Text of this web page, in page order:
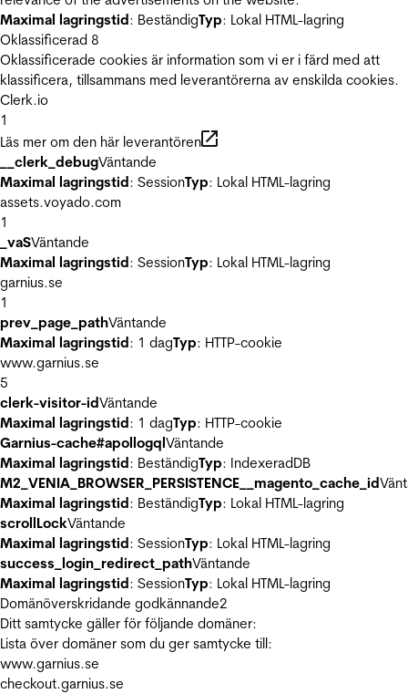
Maximal lagringstid: BeständigTyp: Lokal HTML-lagring
Oklassificerad 8
Oklassificerade cookies är information som vi er i färd med att
klassificera, tillsammans med leverantörerna av enskilda cookies.
Clerk.io
1
Läs mer om den här leverantören
__clerk_debugVäntande
Maximal lagringstid: SessionTyp: Lokal HTML-lagring
assets.voyado.com
1
_vaSVäntande
Maximal lagringstid: SessionTyp: Lokal HTML-lagring
garnius.se
1
prev_page_pathVäntande
Maximal lagringstid: 1 dagTyp: HTTP-cookie
www.garnius.se
5
clerk-visitor-idVäntande
Maximal lagringstid: 1 dagTyp: HTTP-cookie
Garnius-cache#apollogqlVäntande
Maximal lagringstid: BeständigTyp: IndexeradDB
M2_VENIA_BROWSER_PERSISTENCE__magento_cache_id
Maximal lagringstid: BeständigTyp: Lokal HTML-lagring
scrollLockVäntande
Maximal lagringstid: SessionTyp: Lokal HTML-lagring
success_login_redirect_pathVäntande
Maximal lagringstid: SessionTyp: Lokal HTML-lagring
Domänöverskridande godkännande2
Ditt samtycke gäller för följande domäner:
Lista över domäner som du ger samtycke till:
www.garnius.se
checkout.garnius.se